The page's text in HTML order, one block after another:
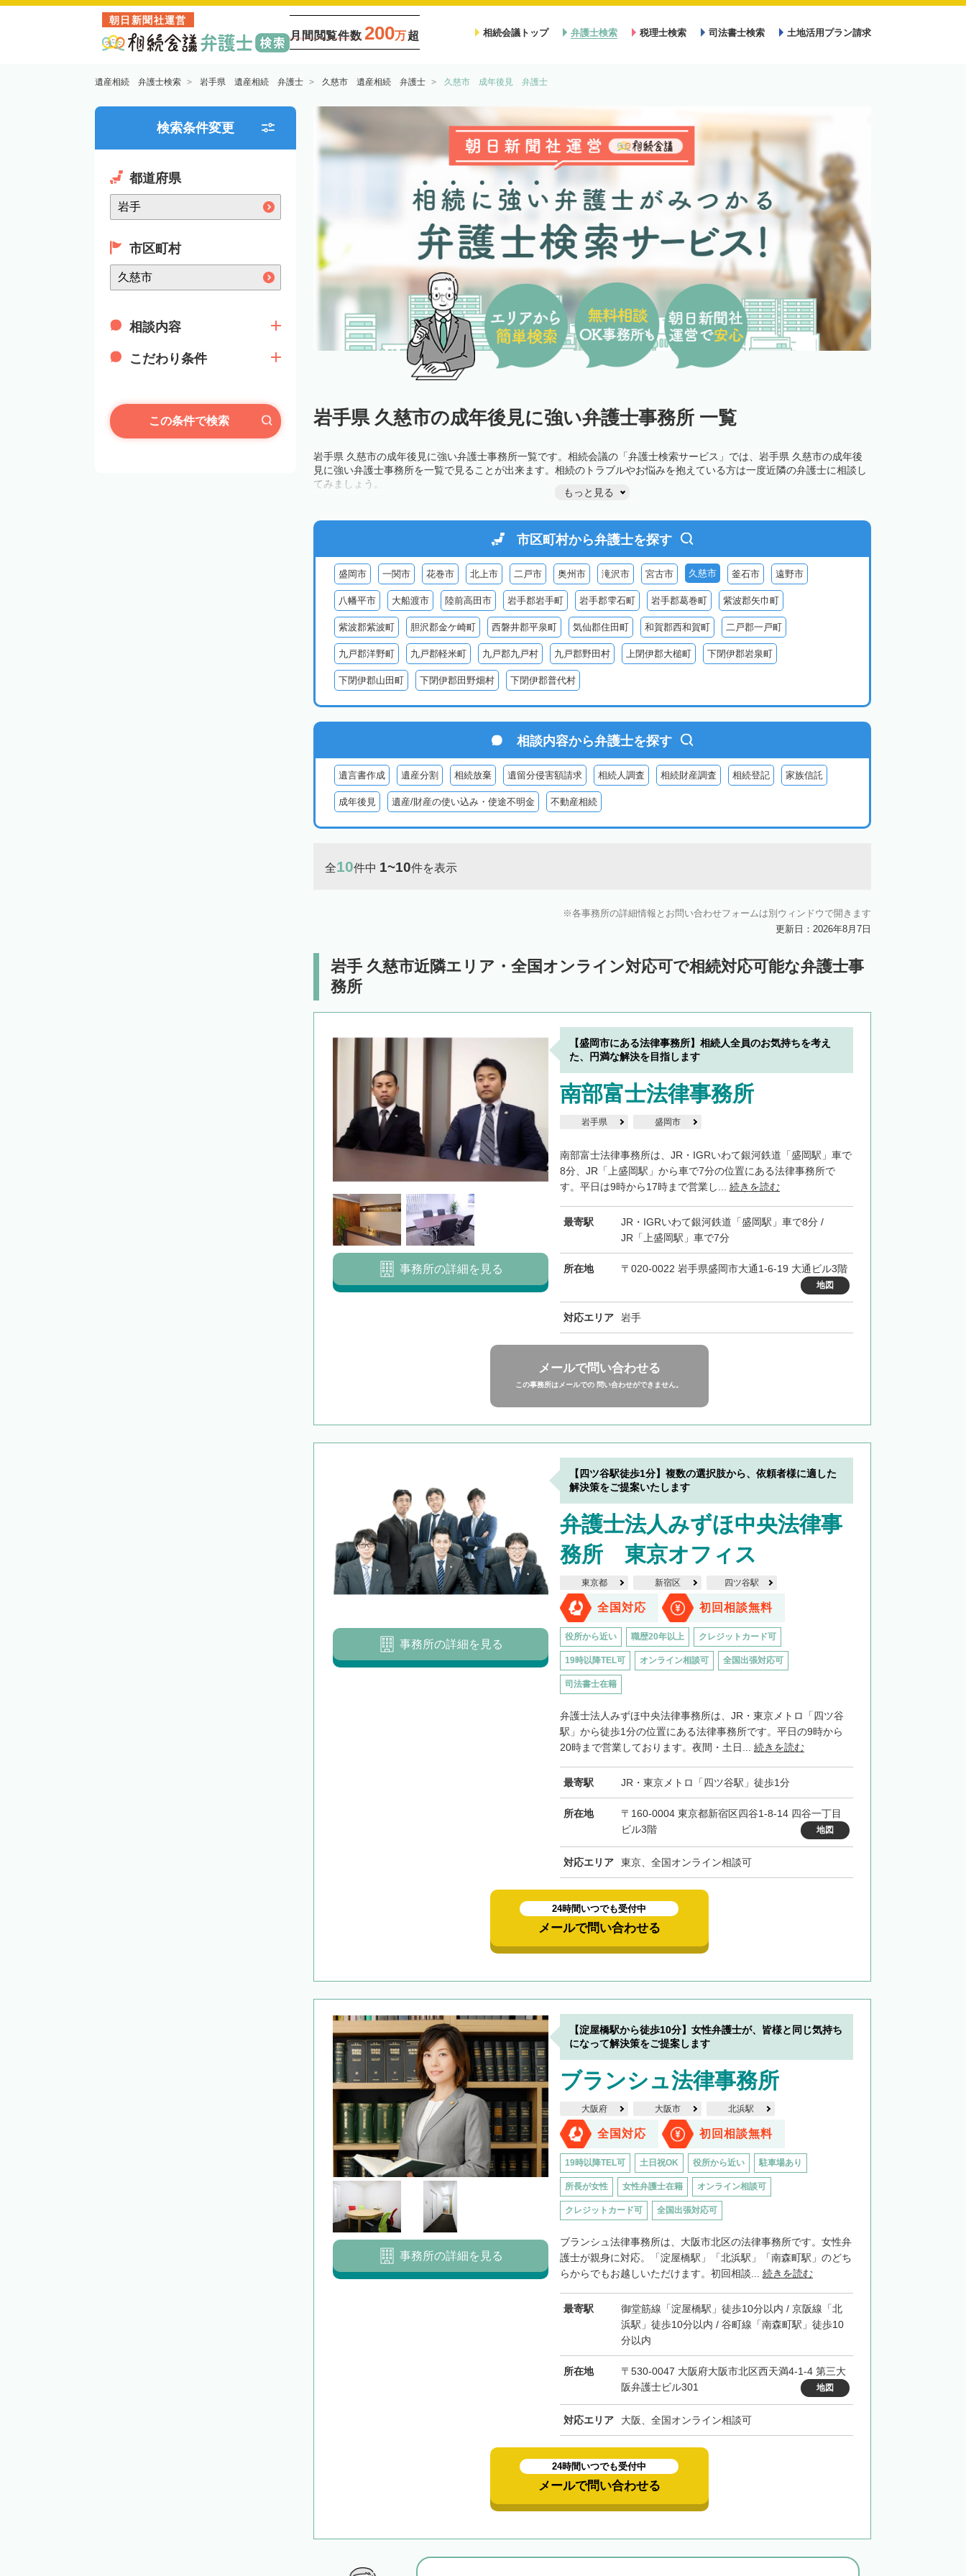
朝日新聞社運営
月間閲覧件数 200万超 相続会議トップ 弁護士検索 税理士検索 司法書士検索 土地活用プラン請求
遺産相続 弁護士検索 岩手県 遺産相続 弁護士 久慈市 遺産相続 弁護士 久慈市 成年後見 弁護士
検索条件変更
都道府県
市区町村
相談内容
こだわり条件
この条件で検索 岩手県 久慈市の成年後見に強い弁護士事務所 一覧
岩手県 久慈市の成年後見に強い弁護士事務所一覧です。相続会議の「弁護士検索サービス」では、岩手県 久慈市の成年後
見に強い弁護士事務所を一覧で見ることが出来ます。相続のトラブルやお悩みを抱えている方は一度近隣の弁護士に相談し
てみましょう。
もっと見る
市区町村から弁護士を探す
盛岡市 一関市 花巻市 北上市 二戸市 奥州市 滝沢市 宮古市 久慈市 釜石市 遠野市
八幡平市 大船渡市 陸前高田市 岩手郡岩手町 岩手郡雫石町 岩手郡葛巻町 紫波郡矢巾町
紫波郡紫波町 胆沢郡金ケ崎町 西磐井郡平泉町 気仙郡住田町 和賀郡西和賀町 二戸郡一戸町
九戸郡洋野町 九戸郡軽米町 九戸郡九戸村 九戸郡野田村 上閉伊郡大槌町 下閉伊郡岩泉町
下閉伊郡山田町 下閉伊郡田野畑村 下閉伊郡普代村
相談内容から弁護士を探す
遺言書作成 遺産分割 相続放棄 遺留分侵害額請求 相続人調査 相続財産調査 相続登記 家族信託
成年後見 遺産/財産の使い込み・使途不明金 不動産相続
全10件中 1~10件を表示
各事務所の詳細情報とお問い合わせフォームは別ウィンドウで開きます
更新日：2026年8月7日
岩手 久慈市近隣エリア・全国オンライン対応可で相続対応可能な弁護士事
務所
【盛岡市にある法律事務所】相続人全員のお気持ちを考え
た、円満な解決を目指します
南部富士法律事務所
岩手県 盛岡市
南部富士法律事務所は、JR・IGRいわて銀河鉄道「盛岡駅」車で
8分、JR「上盛岡駅」から車で7分の位置にある法律事務所で
す。平日は9時から17時まで営業し... 続きを読む
最寄駅
JR・IGRいわて銀河鉄道「盛岡駅」車で8分 /
JR「上盛岡駅」車で7分
所在地 〒020-0022 岩手県盛岡市大通1-6-19 大通ビル3階
地図
対応エリア 岩手
事務所の詳細を見る
メールで問い合わせる
この事務所はメールでの 問い合わせができません。
【四ツ谷駅徒歩1分】複数の選択肢から、依頼者様に適した
解決策をご提案いたします
弁護士法人みずほ中央法律事
務所 東京オフィス
東京都 新宿区 四ツ谷駅
全国対応 初回相談無料
役所から近い 職歴20年以上 クレジットカード可
19時以降TEL可 オンライン相談可 全国出張対応可
司法書士在籍
弁護士法人みずほ中央法律事務所は、JR・東京メトロ「四ツ谷
駅」から徒歩1分の位置にある法律事務所です。平日の9時から
20時まで営業しております。夜間・土日... 続きを読む
最寄駅 JR・東京メトロ「四ツ谷駅」徒歩1分
所在地
〒160-0004 東京都新宿区四谷1-8-14 四谷一丁目
ビル3階
地図
対応エリア 東京、全国オンライン相談可
事務所の詳細を見る
24時間いつでも受付中
メールで問い合わせる
【淀屋橋駅から徒歩10分】女性弁護士が、皆様と同じ気持ち
になって解決策をご提案します
ブランシュ法律事務所
大阪府 大阪市 北浜駅
全国対応 初回相談無料
19時以降TEL可 土日祝OK 役所から近い 駐車場あり
所長が女性 女性弁護士在籍 オンライン相談可
クレジットカード可 全国出張対応可
ブランシュ法律事務所は、大阪市北区の法律事務所です。女性弁
護士が親身に対応。「淀屋橋駅」「北浜駅」「南森町駅」のどち
らからでもお越しいただけます。初回相談... 続きを読む
最寄駅
御堂筋線「淀屋橋駅」徒歩10分以内 / 京阪線「北
浜駅」徒歩10分以内 / 谷町線「南森町駅」徒歩10
分以内
所在地
〒530-0047 大阪府大阪市北区西天満4-1-4 第三大
阪弁護士ビル301
地図
対応エリア 大阪、全国オンライン相談可
事務所の詳細を見る
24時間いつでも受付中
メールで問い合わせる